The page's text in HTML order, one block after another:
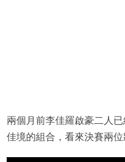
兩個月前李佳羅啟豪二人
佳境的組合，看來決賽兩位